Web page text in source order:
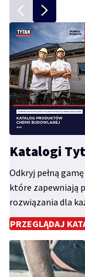
Katalogi
Odkryj pełną
które zapewniają
rozwiązania dla
PRZEGLĄDAJ